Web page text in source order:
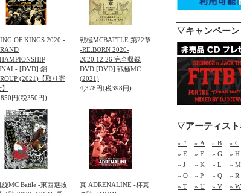
OF KINGS 2020 -
[DVD] 鎖
(2021)【取り寄
円(税350円)
戦極MCBATTLE 第22章
-RE:BORN 2020-
2020.12.26 完全収録
DVD [DVD] 戦極MC
(2021)
4,378円(税398円)
旋MC Battle -東西選抜
真 ADRENALINE -杯真
▽キャンペーン
▽アーティスト
» # » A » B » C
» E
» F » G » H
» J
» K » L » M
» O
» P » Q » R
» T
» U » V » W